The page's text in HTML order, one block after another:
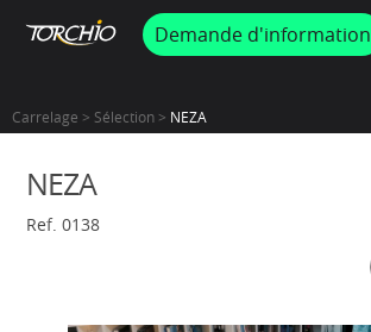
PROMOS & ACTUSDemande d'information
Carrelage > Sélection > NEZA
NEZA
Ref. 0138